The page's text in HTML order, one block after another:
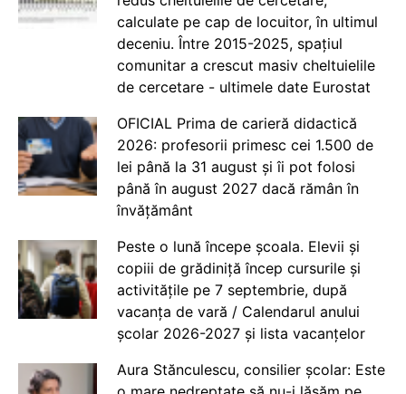
calculate pe cap de locuitor, în ultimul
deceniu. Între 2015-2025, spațiul
comunitar a crescut masiv cheltuielile
de cercetare - ultimele date Eurostat
OFICIAL Prima de carieră didactică
2026: profesorii primesc cei 1.500 de
lei până la 31 august și îi pot folosi
până în august 2027 dacă rămân în
învățământ
Peste o lună începe școala. Elevii și
copiii de grădiniță încep cursurile și
activitățile pe 7 septembrie, după
vacanța de vară / Calendarul anului
școlar 2026-2027 și lista vacanțelor
Aura Stănculescu, consilier școlar: Este